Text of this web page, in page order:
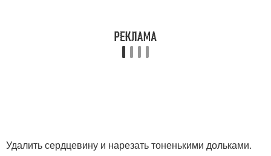
Удалить сердцевину и нарезать тоненькими дольками.